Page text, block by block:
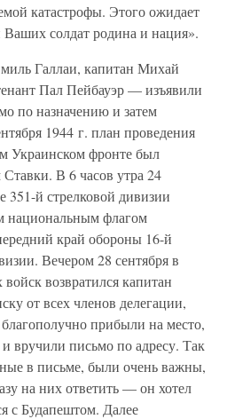
катастрофы. Этого ожидает
Ваших солдат родина и нация».
Галлаи, капитан Михай
Пал Пейбауэр — изъявили
по назначению и затем
1944 г. план проведения
Украинском фронте был
В 6 часов утра 24
351-й стрелковой дивизии
национальным флагом
край обороны 16-й
Вечером 28 сентября в
возвратился капитан
от всех членов делегации,
прибыли на место,
вручили письмо по адресу. Так
в письме, были очень важны,
на них ответить — он хотел
с Будапештом. Далее